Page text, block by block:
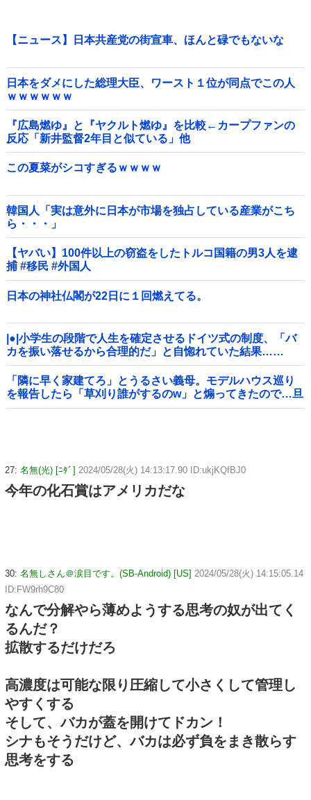
【ニュース】日本共産党の街宣車、ほんと碌でもないな
日本をダメにした総理大臣、ワースト１位が同点でこの人
ｗｗｗｗｗｗ
『広島燃ゆ』と『ヤクルト燃ゆ』を比較←カープファンの
反応「新井監督2年目と似ている」他
この夏菜がシコすぎるｗｗｗｗ
韓国人「実は意外に日本が市場を独占している産業がこち
ら・・・」
【ヤバい】100件以上の窃盗をしたトルコ国籍の男3人を逮
捕 #移民 #外国人
日本の神社仏閣が22日に１回燃えてる。
|●|小学生の段階で人生を確定させるドイツ式の制度、「バ
カを振い落せるから合理的だ」と自惚れていた結果……
「隣に早く家建てろ」とうるさい義母。モデルハウス巡り
を報告したら「草刈り誰がするのw」と煽ってきたので…旦
那が放った「一言」に義母オロオロｗｗ←嫌味を逆手にと
27: 名無(光) [ﾆﾀﾞ] 2024/05/28(火) 14:13:17.90 ID:ukjKQfBJ0
今年の化石賞はアメリカだな
30: 名無しさん＠涙目です。(SB-Android) [US] 2024/05/28(火) 14:15:05.14
ID:FW9rh9C80
なんで分解やら薄めようする思考の奴が出てく
るんだ？
拡散するだけだろ
高濃度は可能な限り圧縮して小さくして管理し
やすくする
そして、バカが蓋を開けてドカン！
シナもそうだけど、バカは必ず負をまき散らす
思考をする